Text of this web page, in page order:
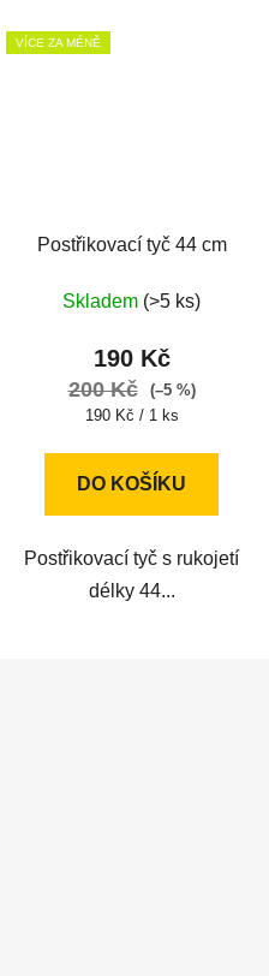
VÍCE ZA MÉNĚ
Postřikovací tyč 44 cm
Skladem (>5 ks)
190 Kč
200 Kč
(–5 %)
Měrná
190 Kč / 1 ks
DO KOŠÍKU
Postřikovací tyč s rukojetí
délky 44...